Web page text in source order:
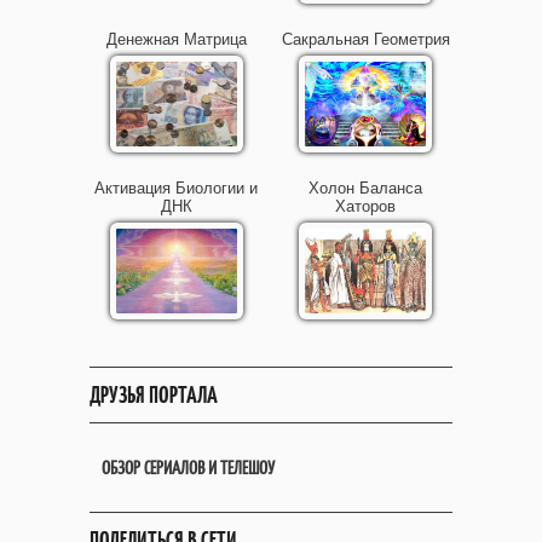
Денежная Матрица Сакральная Геометрия
Активация Биологии и
ДНК
Холон Баланса
Хаторов
ДРУЗЬЯ ПОРТАЛА
ОБЗОР СЕРИАЛОВ И ТЕЛЕШОУ